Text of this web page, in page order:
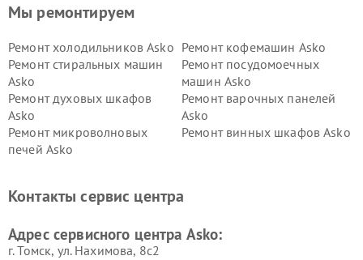
Мы ремонтируем
Ремонт холодильников Asko Ремонт кофемашин Asko
Ремонт стиральных машин
Asko
Ремонт посудомоечных
машин Asko
Ремонт духовых шкафов
Asko
Ремонт варочных панелей
Asko
Ремонт микроволновых
печей Asko
Ремонт винных шкафов Asko
Ремонт подогревателей
Ремонт промышленных
Asko
Контакты сервис центра
Адрес сервисного центра Asko:
г. Томск, ул. Нахимова, 8с2